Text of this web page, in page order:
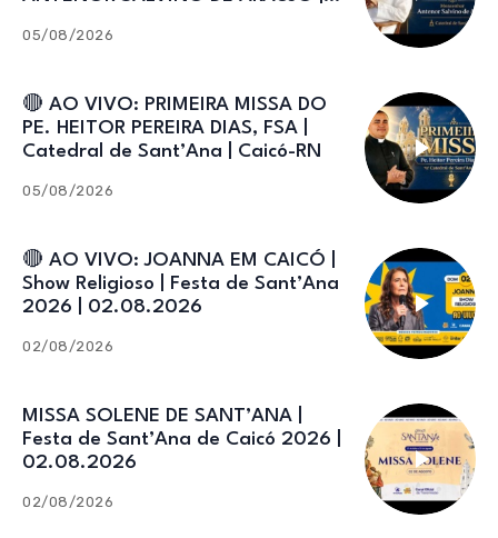
05/08/2026
🔴 AO VIVO: PRIMEIRA MISSA DO
PE. HEITOR PEREIRA DIAS, FSA |
Catedral de Sant’Ana | Caicó-RN
05/08/2026
🔴 AO VIVO: JOANNA EM CAICÓ |
Show Religioso | Festa de Sant’Ana
2026 | 02.08.2026
02/08/2026
MISSA SOLENE DE SANT’ANA |
Festa de Sant’Ana de Caicó 2026 |
02.08.2026
02/08/2026